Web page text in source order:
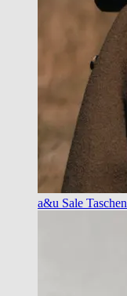
a&u Sale Taschen